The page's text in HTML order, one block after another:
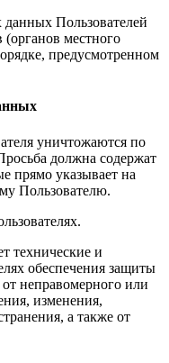
Пользователей
(органов местного
предусмотренном
уничтожаются по
должна содержат
прямо указывает на
Пользователю.
технические и
обеспечения защиты
неправомерного или
изменения,
а также от